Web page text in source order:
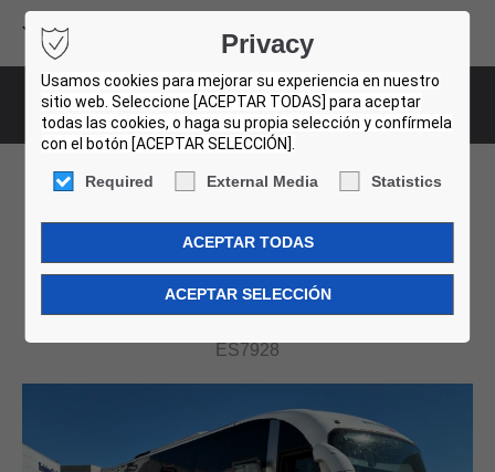
Privacy
Usamos cookies para mejorar su experiencia en nuestro
sitio web. Seleccione [ACEPTAR TODAS] para aceptar
todas las cookies, o haga su propia selección y confírmela
con el botón [ACEPTAR SELECCIÓN].
Required External Media Statistics
Bus-Details
Sunsundegui B9R 4X2
SUNSUNDEGUI SIDERAL
ES7928